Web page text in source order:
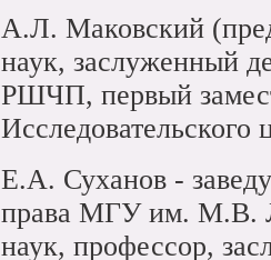
А.Л. Маковский
наук, заслуженный
РШЧП, первый
Исследовательского
Е.А. Суханов -
права МГУ им. М.В.
наук, профессор,